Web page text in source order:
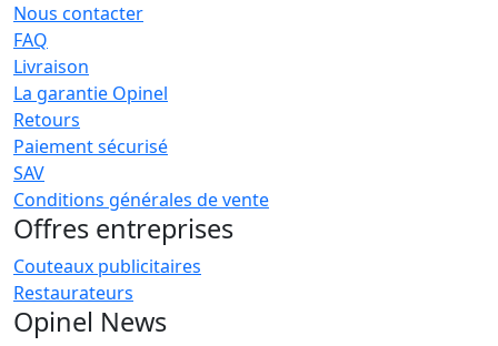
Nous contacter
FAQ
Livraison
La garantie Opinel
Retours
Paiement sécurisé
SAV
Conditions générales de vente
Offres entreprises
Couteaux publicitaires
Restaurateurs
Opinel News